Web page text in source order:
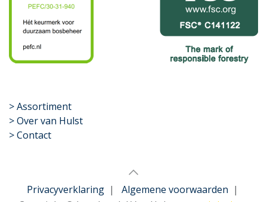
​>Assortiment
> Over van Hulst
> Contact
Privacyverklaring| Algemene voorwaarden |